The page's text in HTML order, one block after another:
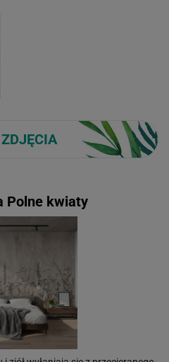
Polne kwiaty